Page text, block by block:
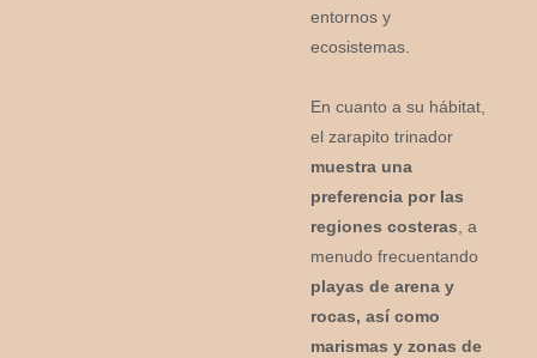
entornos y
ecosistemas.
En cuanto a su hábitat,
el zarapito trinador
muestra una
preferencia por las
regiones costeras , a
menudo frecuentando
playas de arena y
rocas, así como
marismas y zonas de